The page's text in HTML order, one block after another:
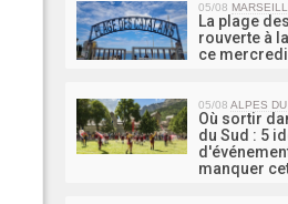
05/08
La plage
rouverte à
ce
05/08 ALPES
Où sortir
du Sud : 5
manquer